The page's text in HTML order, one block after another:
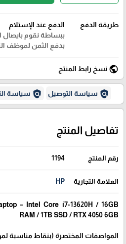
طريقة الدفع
الدفع عند الإستلام
ببساطة نقوم بايصال
بدفع الثمن لموظف
public نسخ رابط المنتج
policy سياسة التوصيل policy سياسة
تفاصيل المنتج
رقم المنتج 1194
العلامة التجارية HP
– Intel Core i7-13620H / 16GB
RAM / 1TB SSD / RTX 4050 6GB
المواصفات المختصرة (بنقاط مناسبة